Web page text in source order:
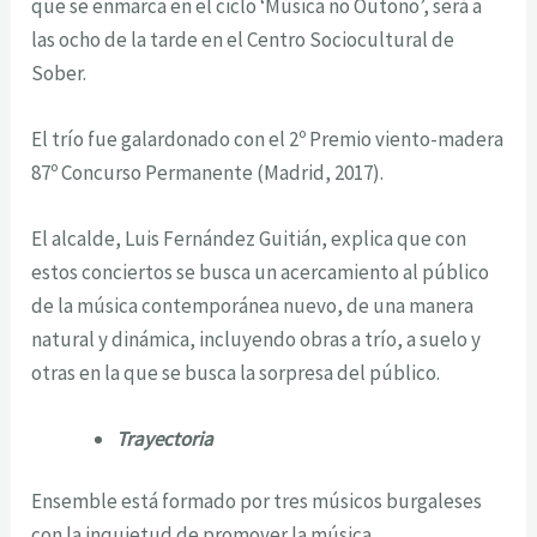
que se enmarca en el ciclo ‘Música no Outono’, será a
las ocho de la tarde en el Centro Sociocultural de
Sober.
El trío fue galardonado con el 2º Premio viento-madera
87º Concurso Permanente (Madrid, 2017).
El alcalde, Luis Fernández Guitián, explica que con
estos conciertos se busca un acercamiento al público
de la música contemporánea nuevo, de una manera
natural y dinámica, incluyendo obras a trío, a suelo y
otras en la que se busca la sorpresa del público.
Trayectoria
Ensemble está formado por tres músicos burgaleses